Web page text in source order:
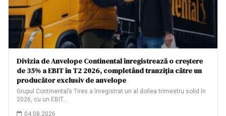
Divizia de Anvelope Continental înregistrează o creștere
de 35% a EBIT în T2 2026, completând tranziția către un
producător exclusiv de anvelope
Grupul Continental’s Tires a înregistrat un al doilea trimestru solid în
2026, cu un EBIT…
04.08.2026